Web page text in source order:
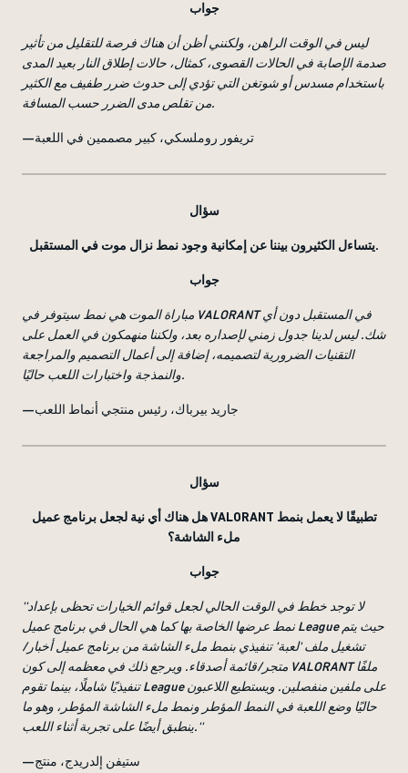
جواب
ليس في الوقت الراهن، ولكنني أظن أن هناك فرصة للتقليل من تأثير
صدمة الإصابة في الحالات القصوى، كمثال، حالات إطلاق النار بعيد المدى
باستخدام مسدس أو شوتغن التي تؤدي إلى حدوث ضرر طفيف مع الكثير
من تقلص مدى الضرر حسب المسافة.
—تريفور روملسكي، كبير مصممين في اللعبة
سؤال
يتساءل الكثيرون بيننا عن إمكانية وجود نمط نزال موت في المستقبل.
جواب
مباراة الموت هي نمط سيتوفر في VALORANT في المستقبل دون أي
شك. ليس لدينا جدول زمني لإصداره بعد، ولكننا منهمكون في العمل على
التقنيات الضرورية لتصميمه، إضافة إلى أعمال التصميم والمراجعة
والنمذجة واختبارات اللعب حاليًا.
—جاريد بيرباك، رئيس منتجي أنماط اللعب
سؤال
هل هناك أي نية لجعل برنامج عميل VALORANT تطبيقًا لا يعمل بنمط
ملء الشاشة؟
جواب
''لا توجد خطط في الوقت الحالي لجعل قوائم الخيارات تحظى بإعداد
نمط عرضها الخاصة بها كما هي الحال في برنامج عميل League حيث يتم
تشغيل ملف 'لعبة' تنفيذي بنمط ملء الشاشة من برنامج عميل أخبار/
متجر/قائمة أصدقاء. ويرجع ذلك في معظمه إلى كون VALORANT ملفًا
تنفيذيًا شاملًا، بينما تقوم League على ملفين منفصلين. ويستطيع اللاعبون
حاليًا وضع اللعبة في النمط المؤطر ونمط ملء الشاشة المؤطر، وهو ما
ينطبق أيضًا على تجربة أثناء اللعب.''
—ستيفن إلدريدج، منتج